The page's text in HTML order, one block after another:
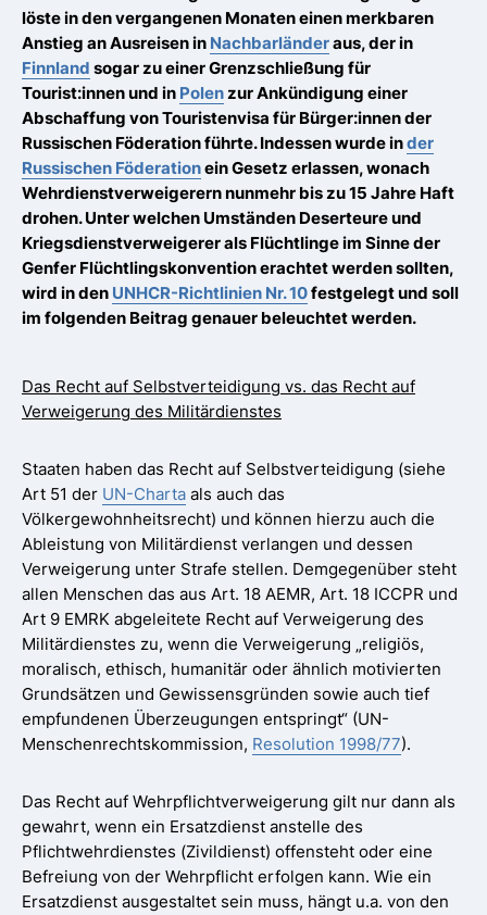
löste in den vergangenen Monaten einen merkbaren
Anstieg an Ausreisen in Nachbarländeraus, der in
Finnland sogar zu einer Grenzschließung für
Tourist:innen und in Polenzur Ankündigung einer
Abschaffung von Touristenvisa für Bürger:innen der
Russischen Föderation führte. Indessen wurde inder
Russischen Föderationein Gesetz erlassen, wonach
Wehrdienstverweigerern nunmehr bis zu 15 Jahre Haft
drohen. Unter welchen Umständen Deserteure und
Kriegsdienstverweigerer als Flüchtlinge im Sinne der
Genfer Flüchtlingskonvention erachtet werden sollten,
wird in den UNHCR-Richtlinien Nr. 10festgelegt und soll
im folgenden Beitrag genauer beleuchtet werden.
Das Recht auf Selbstverteidigung vs. das Recht auf
Verweigerung des Militärdienstes
Staaten haben das Recht auf Selbstverteidigung (siehe
Art 51 der UN-Charta als auch das
Völkergewohnheitsrecht) und können hierzu auch die
Ableistung von Militärdienst verlangen und dessen
Verweigerung unter Strafe stellen. Demgegenüber steht
allen Menschen das aus Art. 18 AEMR, Art. 18 ICCPR und
Art 9 EMRK abgeleitete Recht auf Verweigerung des
Militärdienstes zu, wenn die Verweigerung „religiös,
moralisch, ethisch, humanitär oder ähnlich motivierten
Grundsätzen und Gewissensgründen sowie auch tief
empfundenen Überzeugungen entspringt“ (UN-
Menschenrechtskommission, Resolution 1998/77).
Das Recht auf Wehrpflichtverweigerung gilt nur dann als
gewahrt, wenn ein Ersatzdienst anstelle des
Pflichtwehrdienstes (Zivildienst) offensteht oder eine
Befreiung von der Wehrpflicht erfolgen kann. Wie ein
Ersatzdienst ausgestaltet sein muss, hängt u.a. von den